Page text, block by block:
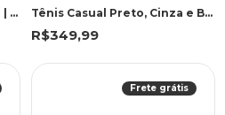
Tênis Casual Preto Cyclone | Ollie
Tênis Casual Preto, Cinza e Branco | Vans
R$349,99
Frete grátis